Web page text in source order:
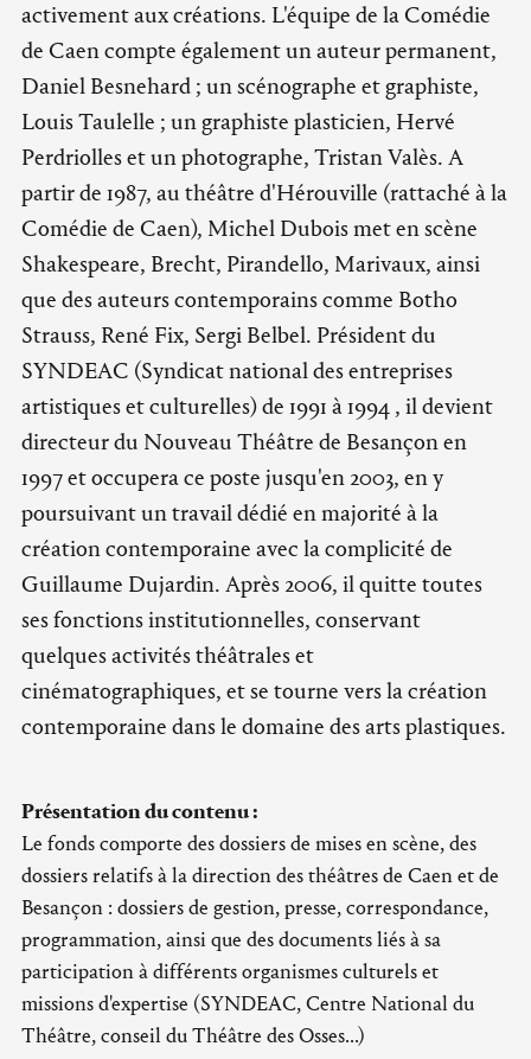
activement aux créations. L'équipe de la Comédie
de Caen compte également un auteur permanent,
Daniel Besnehard ; un scénographe et graphiste,
Louis Taulelle ; un graphiste plasticien, Hervé
Perdriolles et un photographe, Tristan Valès. A
partir de 1987, au théâtre d'Hérouville (rattaché à la
Comédie de Caen), Michel Dubois met en scène
Shakespeare, Brecht, Pirandello, Marivaux, ainsi
que des auteurs contemporains comme Botho
Strauss, René Fix, Sergi Belbel. Président du
SYNDEAC (Syndicat national des entreprises
artistiques et culturelles) de 1991 à 1994 , il devient
directeur du Nouveau Théâtre de Besançon en
1997 et occupera ce poste jusqu'en 2003, en y
poursuivant un travail dédié en majorité à la
création contemporaine avec la complicité de
Guillaume Dujardin. Après 2006, il quitte toutes
ses fonctions institutionnelles, conservant
quelques activités théâtrales et
cinématographiques, et se tourne vers la création
contemporaine dans le domaine des arts plastiques.
Présentation du contenu :
Le fonds comporte des dossiers de mises en scène, des
dossiers relatifs à la direction des théâtres de Caen et de
Besançon : dossiers de gestion, presse, correspondance,
programmation, ainsi que des documents liés à sa
participation à différents organismes culturels et
missions d'expertise (SYNDEAC, Centre National du
Théâtre, conseil du Théâtre des Osses...)